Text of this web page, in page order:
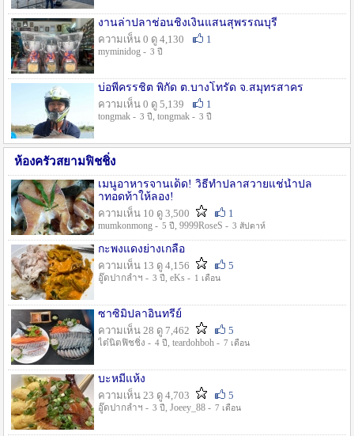
งานล่าปลาช่อนชิงเงินแสนสุพรรณบุรี
ความเห็น 0 ดู 4,130
1
myminidog - 3 ปี
บ่อพี่ครรชิต พิกัด ต.บางโทรัด จ.สมุทรสาคร
ความเห็น 0 ดู 5,139
1
tongmak - 3 ปี , tongmak - 3 ปี
ห้องครัวสยามฟิชชิ่ง
เมนูอาหารจานเด็ด! วิธีทำปลาสวายแช่น้ำปล
าทอดท้าให้ลอง!
ความเห็น 10 ดู 3,500
1
mumkonmong - 5 ปี , 9999RoseS - 3 สัปดาห์
กะพงแดงย่างเกลือ
ความเห็น 13 ดู 4,156
5
อู๊ดปากลำฯ - 3 ปี , eKs - 1 เดือน
ซาซิมิปลาอินทรีย์
ความเห็น 28 ดู 7,462
5
ไต๋นิตฟิชชิ่ง - 4 ปี , teardohboh - 7 เดือน
บะหมี่แห้ง
ความเห็น 23 ดู 4,703
5
อู๊ดปากลำฯ - 3 ปี , Joeey_88 - 7 เดือน